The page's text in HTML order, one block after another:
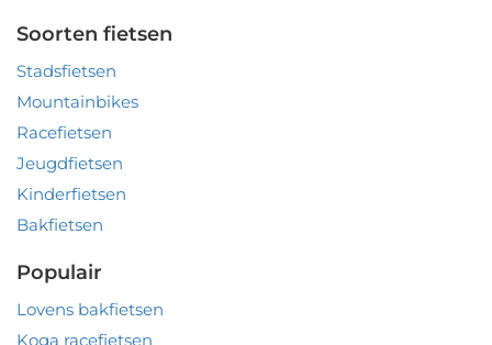
Soorten fietsen
Stadsfietsen
Mountainbikes
Racefietsen
Jeugdfietsen
Kinderfietsen
Bakfietsen
Populair
Lovens bakfietsen
Koga racefietsen